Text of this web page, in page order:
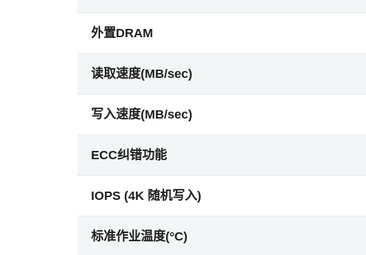
外置DRAM
读取速度(MB/sec)
写入速度(MB/sec)
ECC纠错功能
IOPS (4K 随机写入)
标准作业温度(°C)